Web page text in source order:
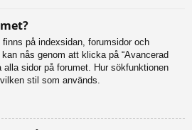
på indexsidan, forumsidor och
nås genom att klicka på “Avancerad
alla sidor på forumet. Hur sökfunktionen
stil som används.